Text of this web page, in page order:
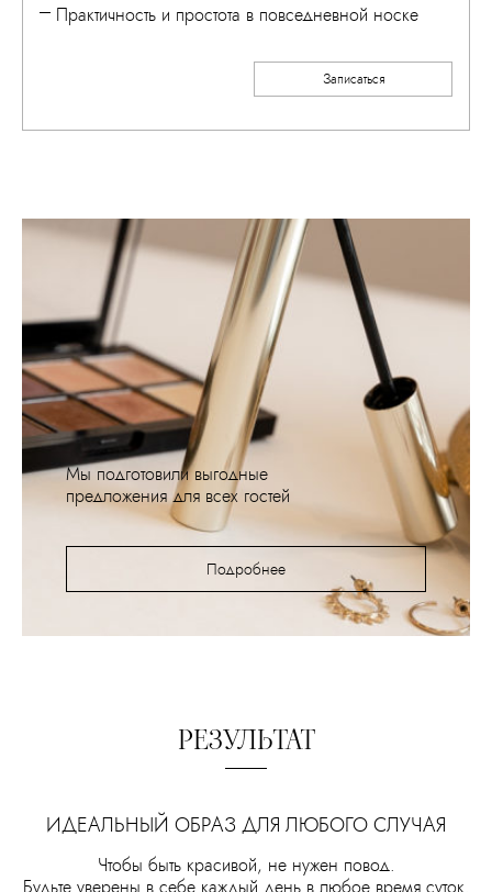
Практичность и простота в повседневной носке
Записаться
Мы подготовили выгодные
предложения для всех гостей
Подробнее
РЕЗУЛЬТАТ
ИДЕАЛЬНЫЙ ОБРАЗ ДЛЯ ЛЮБОГО СЛУЧАЯ
Чтобы быть красивой, не нужен повод.